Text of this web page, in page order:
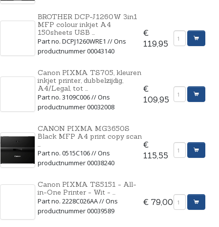
BROTHER DCP-J1260W 3in1
MFP colour inkjet A4
150sheets USB ...
Part no. DCPJ1260WRE1 // Ons
productnummer 00043140
€
119,95
Canon PIXMA TS705, kleuren
inkjet printer, dubbelzijdig,
A4/Legal, tot ...
Part no. 3109C006 // Ons
productnummer 00032008
€
109,95
CANON PIXMA MG3650S
Black MFP A4 print copy scan
...
Part no. 0515C106 // Ons
productnummer 00038240
€
115,55
Canon PIXMA TS5151 - All-
in-One Printer - Wit - ...
Part no. 2228C026AA // Ons
productnummer 00039589
€ 79,00